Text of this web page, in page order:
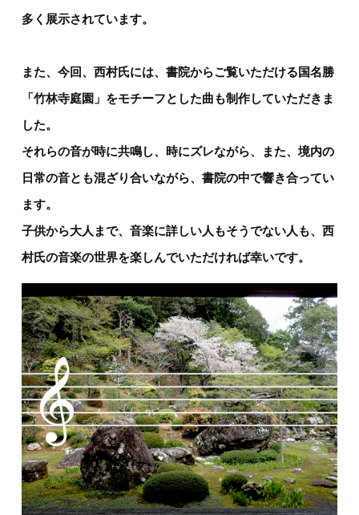
多く展示されています。
また、今回、西村氏には、書院からご覧いただける国名勝
「竹林寺庭園」をモチーフとした曲も制作していただきま
した。
それらの音が時に共鳴し、時にズレながら、また、境内の
日常の音とも混ざり合いながら、書院の中で響き合ってい
ます。
子供から大人まで、音楽に詳しい人もそうでない人も、西
村氏の音楽の世界を楽しんでいただければ幸いです。